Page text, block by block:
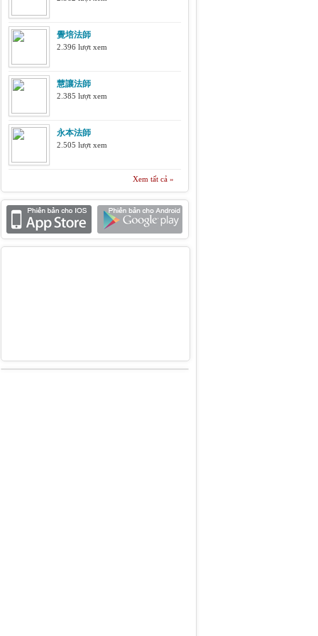
覺培法師
2.396 lượt xem
慧讓法師
2.385 lượt xem
永本法師
2.505 lượt xem
Xem tất cả »